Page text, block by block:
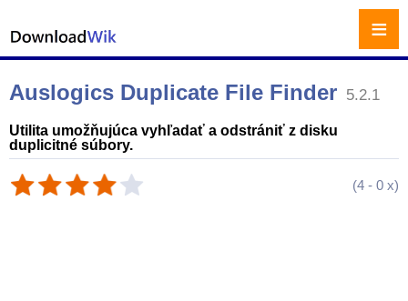
Auslogics Duplicate File Finder 5.2.1
Utilita umožňujúca vyhľadať a odstrániť z disku
duplicitné súbory.
(4 - 0 x)
≡